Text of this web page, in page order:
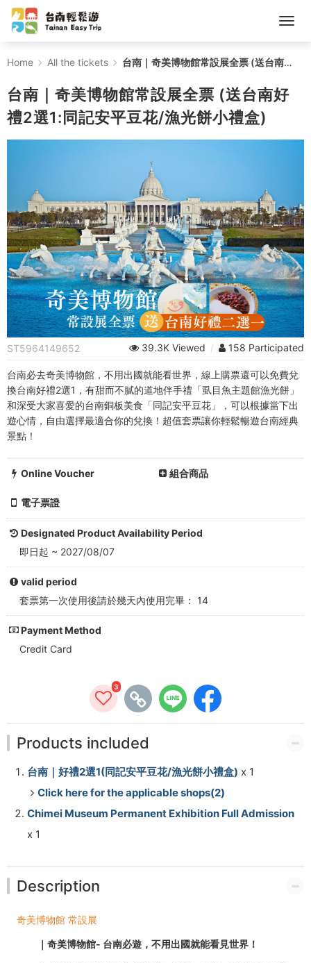
台
南
｜
奇
博
物
館
常
設
展
全
票
(送
台
南
好
禮
選
1:
同
豆
花/
光
小
禮
盒)
Home All the tickets 台南｜奇美博物館常設展全票 (送台南好禮2選1:同記安平豆花/漁光餅小禮盒)
台南｜奇美博物館常設展全票 (送台南好
禮2選1:同記安平豆花/漁光餅小禮盒)
ST5964149652 39.3K Viewed / 158 Participated
台南必去奇美博物館，不用出國就能看世界，線上購票還可以免費兌
換台南好禮2選1，有甜而不膩的道地伴手禮「虱目魚主題館漁光餅」
和深受大家喜愛的台南銅板美食「同記安平豆花」，可以根據當下出
遊心情，自由選擇最適合你的兌換！超值套票讓你輕鬆暢遊台南經典
景點！
Online Voucher 組合商品
電子票證
Designated Product Availability Period
即日起 ~ 2027/08/07
valid period
套票第一次使用後請於幾天內使用完畢： 14
Payment Method
Credit Card
3
Products included
台南｜好禮2選1(同記安平豆花/漁光餅小禮盒) x 1
Click here for the applicable shops(2)
Chimei Museum Permanent Exhibition Full Admission
x 1
Description
奇美博物館 常設展
｜奇美博物館- 台南必遊，不用出國就能看見世界！